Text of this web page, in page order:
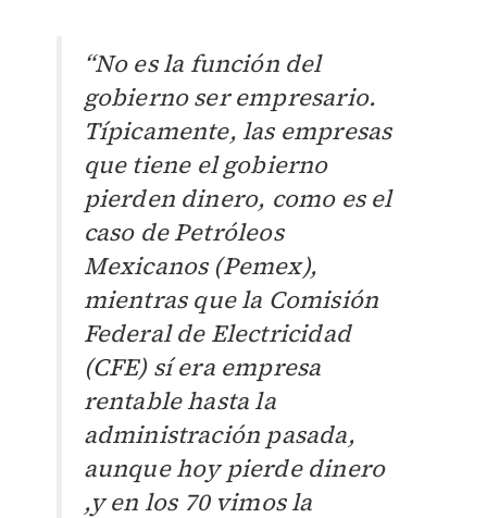
“No es la función del
gobierno ser empresario.
Típicamente, las empresas
que tiene el gobierno
pierden dinero, como es el
caso de Petróleos
Mexicanos (Pemex),
mientras que la Comisión
Federal de Electricidad
(CFE) sí era empresa
rentable hasta la
administración pasada,
aunque hoy pierde dinero
,y en los 70 vimos la